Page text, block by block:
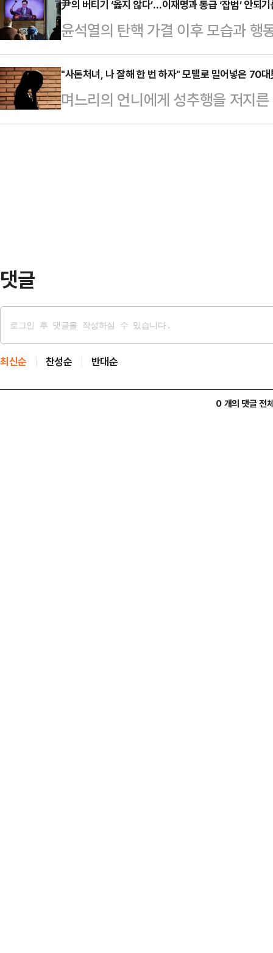
천 의뢰 도장 하나만 찍으면 되는데
다"라고 맹폭을 가했다.이어 "사실
다.또 윤석열 …
토트넘 홋스퍼 스타디움에서 펼쳐
방전 끝에 후반 43분 터진 손흥민
체스터 시티(2-1 승)에 이어 맨유
3시즌 만에 4강 무대를 밟았다.가장
소화한 손흥민은 후반 43분 날카
尹의 버티기 ‘옳지 않다’…이재명과 동급 ‘잡범’ 안되
윤석열의 탄핵 가결 이후 모습과 행
이제 거짓말까지 예사로 하는 인물
라고 비난했던 보수 지지자들을 난
표결을 앞두고 1분 50초짜리 담화
선포는 국정 최종 책임자인 대통령
"사돈처녀, 나 잘해 한 번 하자" 모텔로 밀어넣은 70
며느리의 언니에게 성추행을 저지
지고 있다.17일 JTBC '사건반장'은
댓글
최신순 찬성순 반대순
0 개의 댓글 전